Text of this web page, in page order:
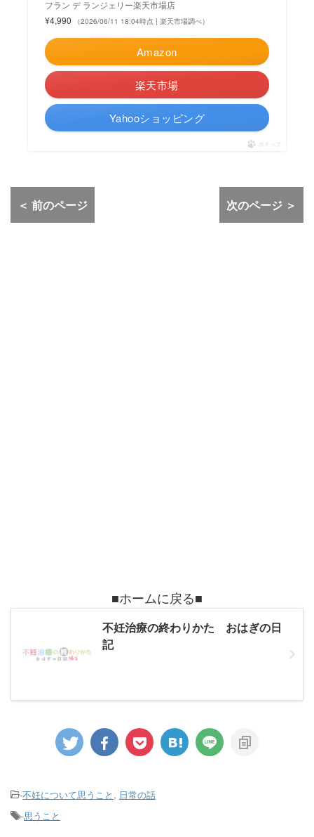
フラン デ ランジェリー楽天市場店
¥4,990
（2026/06/11 18:04時点 | 楽天市場調べ）
Amazon
楽天市場
Yahooショッピング
ポチップ
＜ 前のページ 次のページ ＞
■ホームに戻る■
不妊治療の終わりかた おはぎの日
記
-不妊について思うこと , 日常の話
-思うこと